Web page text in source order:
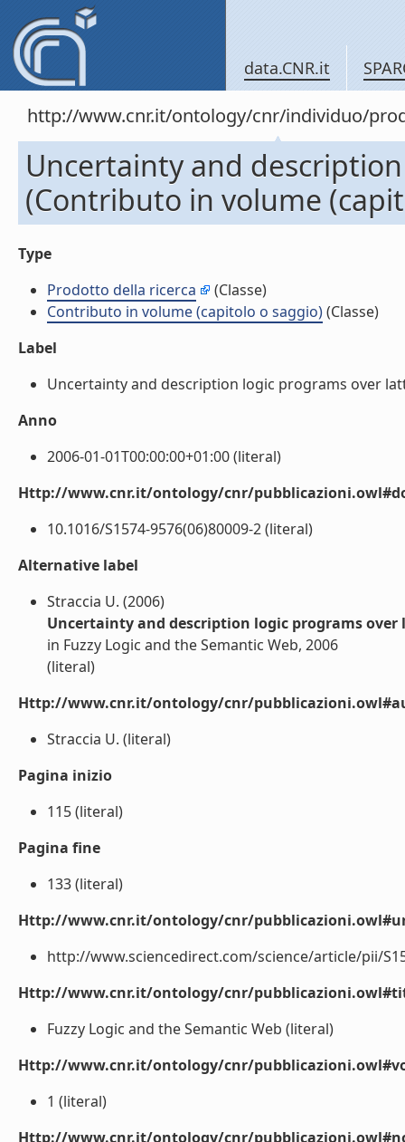
data.CNR.it
http://www.cnr.it/ontology/cnr/individuo/
Uncertainty and
(Contributo in volume
Type
Prodotto della ricerca
(Classe)
Contributo in volume (capitolo o saggio)(Classe)
Label
Uncertainty and description logic programs over
Anno
2006-01-01T00:00:00+01:00 (literal)
Http://www.cnr.it/ontology/cnr/
10.1016/S1574-9576(06)80009-2 (literal)
Alternative label
Straccia U. (2006)
Uncertainty and description logic programs over
in Fuzzy Logic and the Semantic Web, 2006
(literal)
Http://www.cnr.it/ontology/cnr/
Straccia U. (literal)
Pagina inizio
115 (literal)
Pagina fine
133 (literal)
Http://www.cnr.it/ontology/cnr/
http://www.sciencedirect.com/science/article/pii/
Http://www.cnr.it/ontology/cnr/
Fuzzy Logic and the Semantic Web (literal)
Http://www.cnr.it/ontology/cnr/
1 (literal)
Http://www.cnr.it/ontology/cnr/